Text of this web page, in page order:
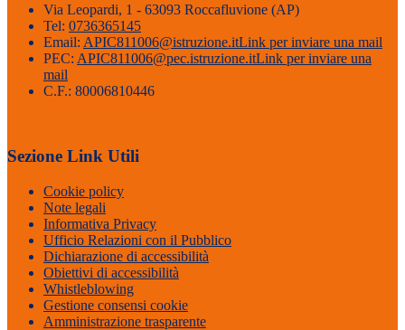
Via Leopardi, 1 - 63093 Roccafluvione (AP)
Tel: 0736365145
Email: APIC811006@istruzione.itLink per inviare una mail
PEC: APIC811006@pec.istruzione.itLink per inviare una
mail
C.F.: 80006810446
Sezione Link Utili
Cookie policy
Note legali
Informativa Privacy
Ufficio Relazioni con il Pubblico
Dichiarazione di accessibilità
Obiettivi di accessibilità
Whistleblowing
Gestione consensi cookie
Amministrazione trasparente